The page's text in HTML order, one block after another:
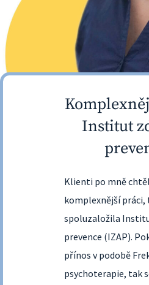
Institut
Klienti po mně
komplexnější práci,
spoluzaložila
prevence (IZAP).
přínos v podobě
psychoterapie, tak